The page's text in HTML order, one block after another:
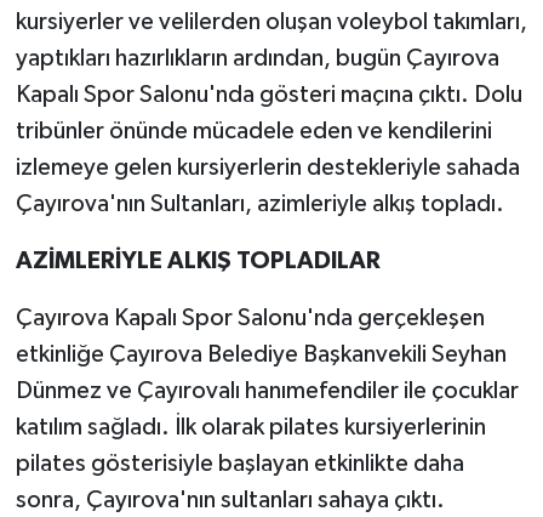
kursiyerler ve velilerden oluşan voleybol takımları,
yaptıkları hazırlıkların ardından, bugün Çayırova
Kapalı Spor Salonu'nda gösteri maçına çıktı. Dolu
tribünler önünde mücadele eden ve kendilerini
izlemeye gelen kursiyerlerin destekleriyle sahada
Çayırova'nın Sultanları, azimleriyle alkış topladı.
AZİMLERİYLE ALKIŞ TOPLADILAR
Çayırova Kapalı Spor Salonu'nda gerçekleşen
etkinliğe Çayırova Belediye Başkanvekili Seyhan
Dünmez ve Çayırovalı hanımefendiler ile çocuklar
katılım sağladı. İlk olarak pilates kursiyerlerinin
pilates gösterisiyle başlayan etkinlikte daha
sonra, Çayırova'nın sultanları sahaya çıktı.